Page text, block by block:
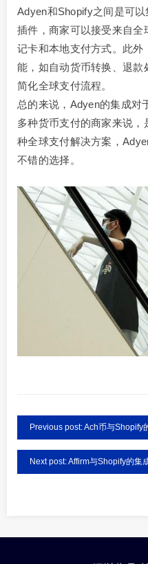
Adyen和Shopify之间是可
插件，商家可以接受来自
记卡和本地支付方式。此外
能，如自动货币转换、退款
简化全球支付流程。
总的来说，Adyen的集成对
多种货币支付的商家来说
种全球支付解决方案，
不错的选择。
Previous post: Ach币与Shopify
Next post: Affirm与Shopify的集